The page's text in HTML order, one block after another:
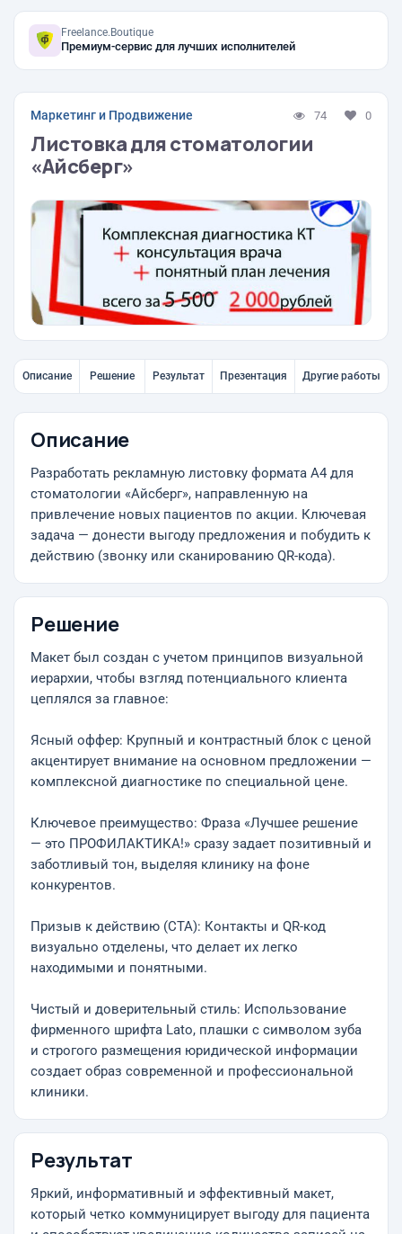
Freelance.Boutique
Премиум-сервис для лучших исполнителей
Маркетинг и Продвижение 74 0
Листовка для стоматологии
«Айсберг»
Описание Решение Результат Презентация Другие работы
Описание
Разработать рекламную листовку формата А4 для
стоматологии «Айсберг», направленную на
привлечение новых пациентов по акции. Ключевая
задача — донести выгоду предложения и побудить к
действию (звонку или сканированию QR-кода).
Решение
Макет был создан с учетом принципов визуальной
иерархии, чтобы взгляд потенциального клиента
цеплялся за главное:
Ясный оффер: Крупный и контрастный блок с ценой
акцентирует внимание на основном предложении —
комплексной диагностике по специальной цене.
Ключевое преимущество: Фраза «Лучшее решение
— это ПРОФИЛАКТИКА!» сразу задает позитивный и
заботливый тон, выделяя клинику на фоне
конкурентов.
Призыв к действию (CTA): Контакты и QR-код
визуально отделены, что делает их легко
находимыми и понятными.
Чистый и доверительный стиль: Использование
фирменного шрифта Lato, плашки с символом зуба
и строгого размещения юридической информации
создает образ современной и профессиональной
клиники.
Результат
Яркий, информативный и эффективный макет,
который четко коммуницирует выгоду для пациента